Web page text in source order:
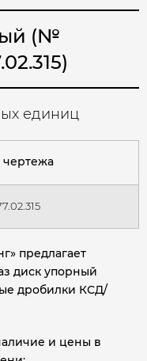
(№
единиц
предлагает
диск упорный
дробилки КСД/
и цены в